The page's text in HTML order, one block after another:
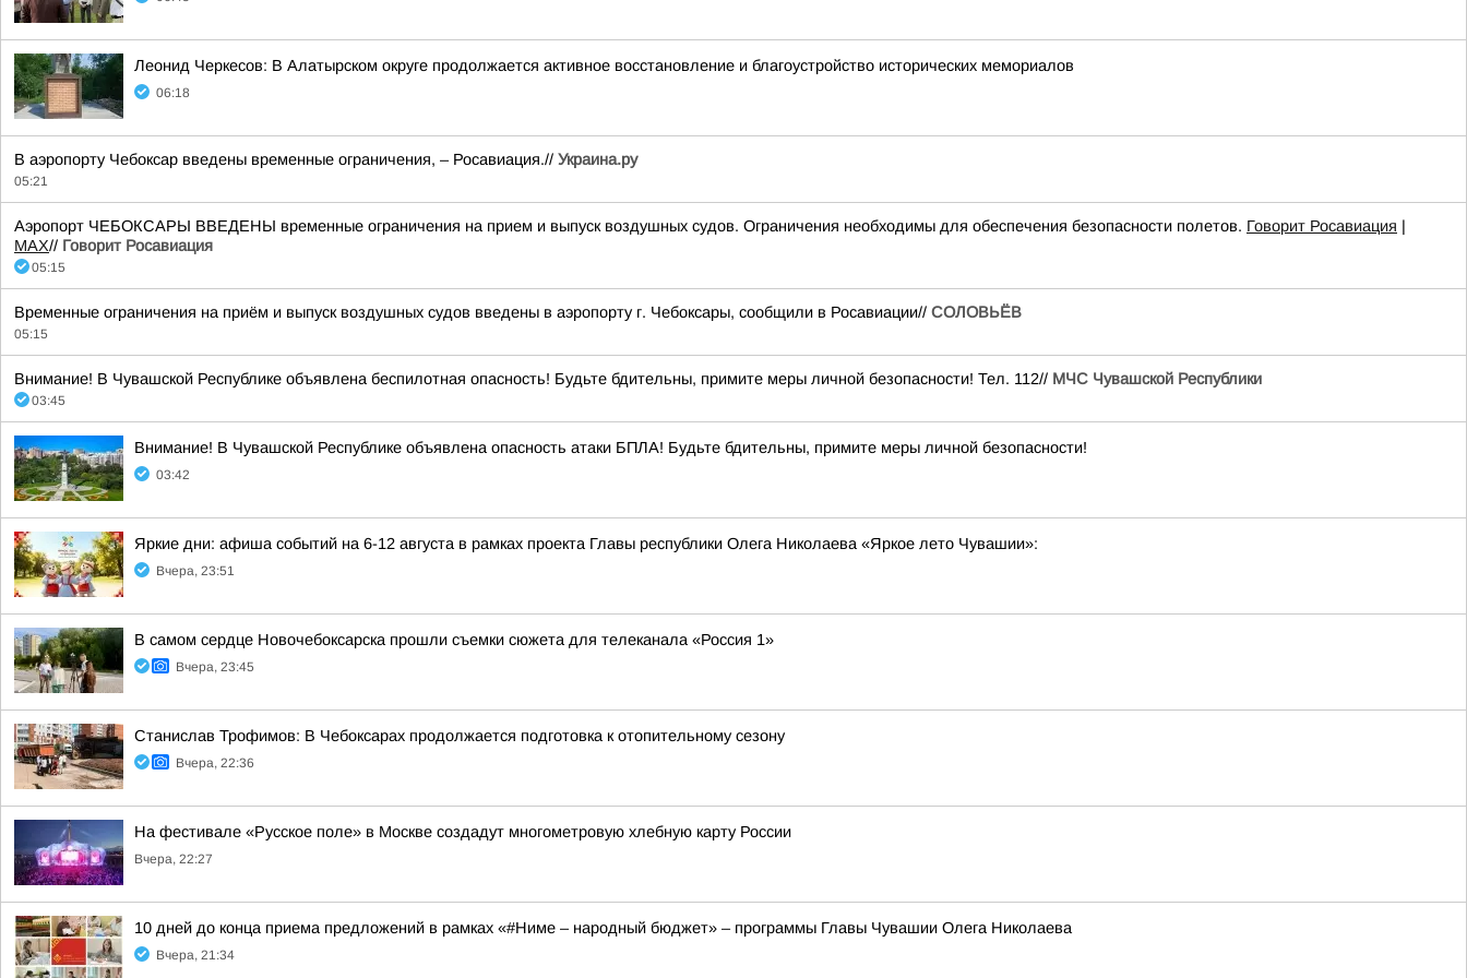
Леонид Черкесов: В Алатырском округе продолжается активное восстановление и благоустройство исторических мемориалов
06:18
В аэропорту Чебоксар введены временные ограничения, – Росавиация.// Украина.ру
05:21
Аэропорт ЧЕБОКСАРЫ ВВЕДЕНЫ временные ограничения на прием и выпуск воздушных судов. Ограничения необходимы для обеспечения безопасности полетов. Говорит Росавиация |
MАХ// Говорит Росавиация
05:15
Временные ограничения на приём и выпуск воздушных судов введены в аэропорту г. Чебоксары, сообщили в Росавиации// СОЛОВЬЁВ
05:15
Внимание! В Чувашской Республике объявлена беспилотная опасность! Будьте бдительны, примите меры личной безопасности! Тел. 112// МЧС Чувашской Республики
03:45
Внимание! В Чувашской Республике объявлена опасность атаки БПЛА! Будьте бдительны, примите меры личной безопасности!
03:42
Яркие дни: афиша событий на 6-12 августа в рамках проекта Главы республики Олега Николаева «Яркое лето Чувашии»:
Вчера, 23:51
В самом сердце Новочебоксарска прошли съемки сюжета для телеканала «Россия 1»
Вчера, 23:45
Станислав Трофимов: В Чебоксарах продолжается подготовка к отопительному сезону
Вчера, 22:36
На фестивале «Русское поле» в Москве создадут многометровую хлебную карту России
Вчера, 22:27
10 дней до конца приема предложений в рамках «#Ниме – народный бюджет» – программы Главы Чувашии Олега Николаева
Вчера, 21:34